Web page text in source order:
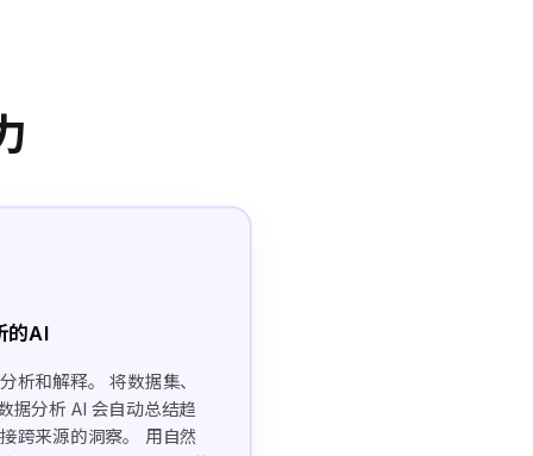
的AI
析和解释。 将数据集、
据分析 AI 会自动总结趋
跨来源的洞察。 用自然